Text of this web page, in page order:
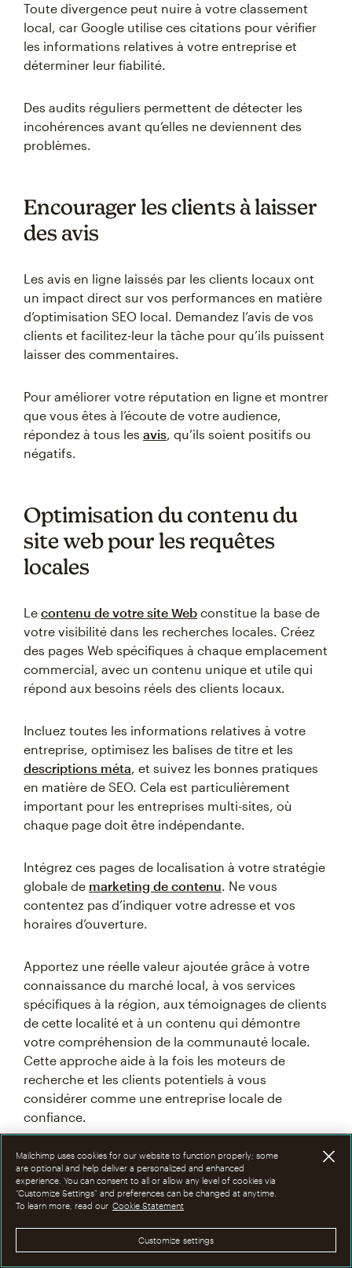
Toute divergence peut nuire à votre classement
local, car Google utilise ces citations pour vérifier
les informations relatives à votre entreprise et
déterminer leur fiabilité.
Des audits réguliers permettent de détecter les
incohérences avant qu’elles ne deviennent des
problèmes.
Encourager les clients à laisser
des avis
Les avis en ligne laissés par les clients locaux ont
un impact direct sur vos performances en matière
d’optimisation SEO local. Demandez l’avis de vos
clients et facilitez-leur la tâche pour qu’ils puissent
laisser des commentaires.
Pour améliorer votre réputation en ligne et montrer
que vous êtes à l’écoute de votre audience,
répondez à tous les avis, qu’ils soient positifs ou
négatifs.
Optimisation du contenu du
site web pour les requêtes
locales
Le contenu de votre site Web constitue la base de
votre visibilité dans les recherches locales. Créez
des pages Web spécifiques à chaque emplacement
commercial, avec un contenu unique et utile qui
répond aux besoins réels des clients locaux.
Incluez toutes les informations relatives à votre
entreprise, optimisez les balises de titre et les
descriptions méta, et suivez les bonnes pratiques
en matière de SEO. Cela est particulièrement
important pour les entreprises multi-sites, où
chaque page doit être indépendante.
Intégrez ces pages de localisation à votre stratégie
globale de marketing de contenu. Ne vous
contentez pas d’indiquer votre adresse et vos
horaires d’ouverture.
Apportez une réelle valeur ajoutée grâce à votre
connaissance du marché local, à vos services
spécifiques à la région, aux témoignages de clients
de cette localité et à un contenu qui démontre
votre compréhension de la communauté locale.
Cette approche aide à la fois les moteurs de
recherche et les clients potentiels à vous
considérer comme une entreprise locale de
confiance.
Utilisation de mots-clés
localisés et de zones de service
Recherchez ce que les gens de votre région
Mailchimp uses cookies for our website to function properly; some
are optional and help deliver a personalized and enhanced
experience. You can consent to all or allow any level of cookies via
“Customize Settings” and preferences can be changed at anytime.
To learn more, read our Cookie Statement
Customize settings